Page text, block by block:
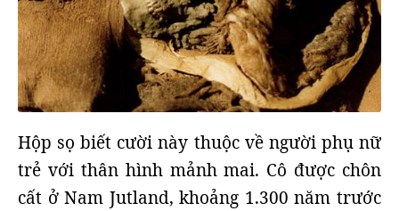
Hộp sọ biết cười này thuộc về người phụ nữ
trẻ với thân hình mảnh mai. Cô được chôn
cất ở Nam Jutland, khoảng 1.300 năm trước